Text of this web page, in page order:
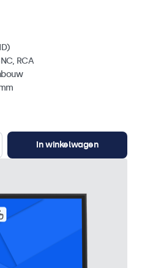
RCA
In winkelwagen